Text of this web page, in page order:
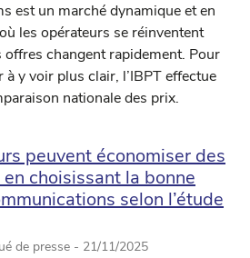
est un marché dynamique et en
les opérateurs se réinventent
changent rapidement. Pour
y voir plus clair, l’IBPT effectue
nationale des prix.
peuvent économiser des
en choisissant la bonne
selon l’étude
de presse - 21/11/2025